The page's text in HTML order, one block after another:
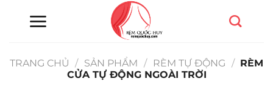
TRANG CHỦ
/ SẢN PHẨM / RÈM TỰ ĐỘNG / RÈM
CỬA TỰ ĐỘNG NGOÀI TRỜI